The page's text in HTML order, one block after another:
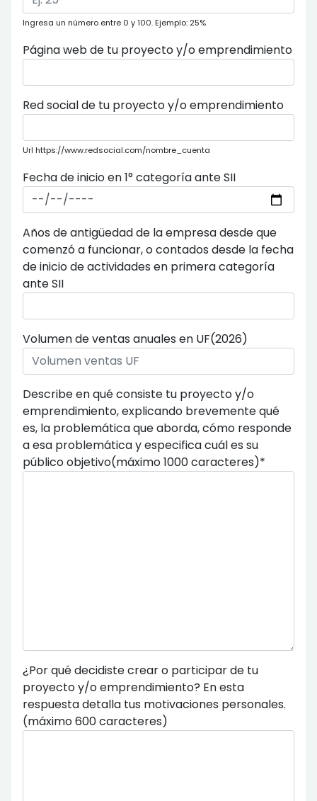
Ingresa un número entre 0 y 100. Ejemplo: 25%
Página web de tu proyecto y/o emprendimiento
Red social de tu proyecto y/o emprendimiento
Url https://www.redsocial.com/nombre_cuenta
Fecha de inicio en 1° categoría ante SII
Años de antigüedad de la empresa desde que
comenzó a funcionar, o contados desde la fecha
de inicio de actividades en primera categoría
ante SII
Volumen de ventas anuales en UF(2026)
Describe en qué consiste tu proyecto y/o
emprendimiento, explicando brevemente qué
es, la problemática que aborda, cómo responde
a esa problemática y especifica cuál es su
público objetivo(máximo 1000 caracteres)*
¿Por qué decidiste crear o participar de tu
proyecto y/o emprendimiento? En esta
respuesta detalla tus motivaciones personales.
(máximo 600 caracteres)